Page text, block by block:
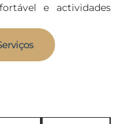
e actividades